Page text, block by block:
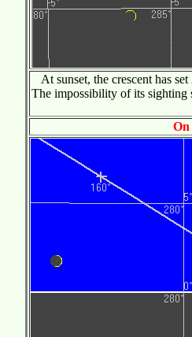
At sunset, the crescent has
The impossibility of its sighting
On